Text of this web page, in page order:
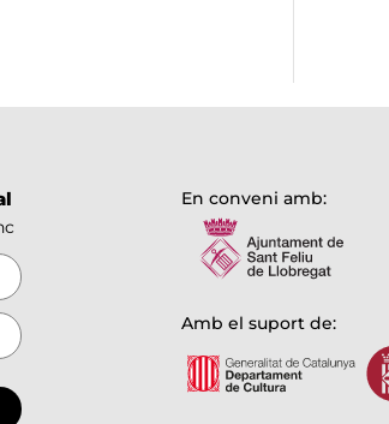
En conveni amb:
Amb el suport de: